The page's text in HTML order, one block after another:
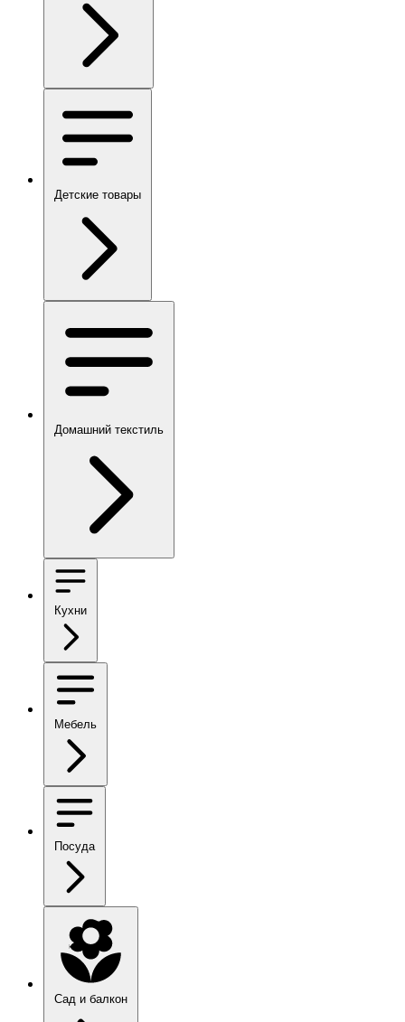
Детские товары
Домашний текстиль
Кухни
Мебель
Посуда
Сад и балкон